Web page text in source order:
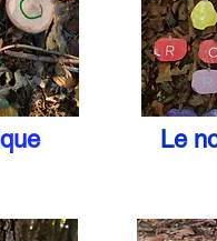
Le